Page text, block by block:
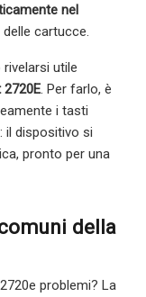
nel
cartucce.
utile
. Per farlo, è
i tasti
il dispositivo si
pronto per una
della
problemi? La